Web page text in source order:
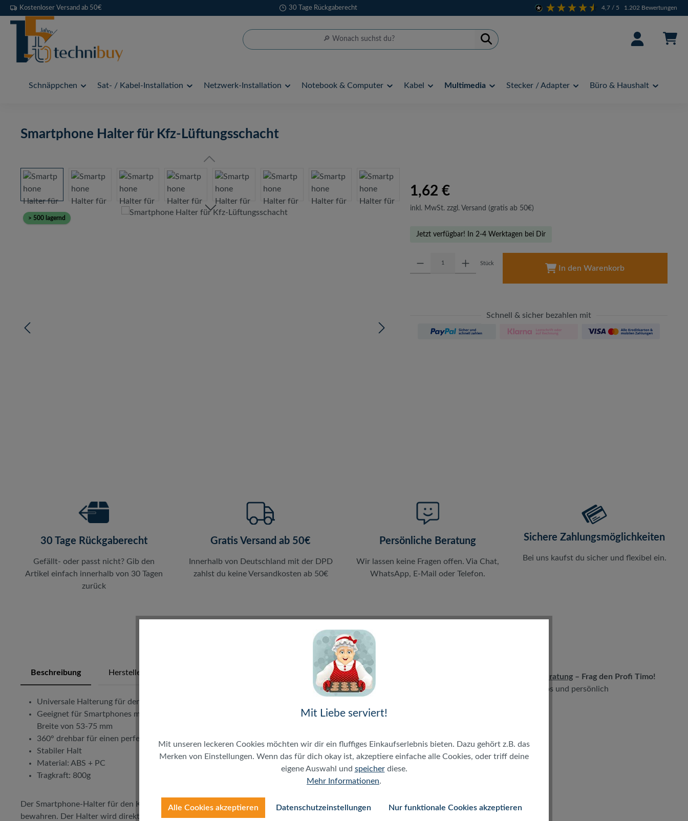
Hauptinhalt springen
Zur Suche springen
Zur Hauptnavigation springen
Kostenloser Versand ab 50€ 30 Tage Rückgaberecht 4,7 / 5 1.202 Bewertungen
Schnäppchen Sat- / Kabel-Installation Netzwerk-Installation Notebook & Computer Kabel Multimedia Stecker / Adapter Büro & Haushalt
Smartphone Halter für Kfz-Lüftungsschacht
Bildergalerie überspringen
> 500 lagernd
1,62 €
inkl. MwSt. zzgl. Versand (gratis ab 50€)
Jetzt verfügbar! In 2-4 Werktagen bei Dir
Stück
In den Warenkorb
Schnell & sicher bezahlen mit
30 Tage Rückgaberecht
Gefällt- oder passt nicht? Gib den
Artikel einfach innerhalb von 30 Tagen
zurück
Gratis Versand ab 50€
Innerhalb von Deutschland mit der DPD
zahlst du keine Versandkosten ab 50€
Persönliche Beratung
Wir lassen keine Fragen offen. Via Chat,
WhatsApp, E-Mail oder Telefon.
Sichere Zahlungsmöglichkeiten
Bei uns kaufst du sicher und flexibel ein.
Beschreibung Herstellerinfos
Universale Halterung für den Lüftungsschlitz
Geeignet für Smartphones mit einem 3,5-5,5" Bildschirm, iPods, MP3 Playern und anderen Geräten mit einer
Breite von 53-75 mm
360° drehbar für einen perfekten Blickwinkel
Stabiler Halt
Material: ABS + PC
Tragkraft: 800g
Der Smartphone-Halter für den Kfz-Lüftungsschacht von LogiLink ist ideal um den besten Blick auf Ihr Mobilgerät zu
bewahren. Der Halter wird direkt in den Lüftungsschaft aufgesteckt und das Smartphone befestigt. Besonders
LIVE-Beratung – Frag den Profi Timo!
kostenlos und persönlich
Mit Liebe serviert!
Mit unseren leckeren Cookies möchten wir dir ein fluffiges Einkaufserlebnis bieten. Dazu gehört z.B. das
Merken von Einstellungen. Wenn das für dich okay ist, akzeptiere einfache alle Cookies, oder triff deine
eigene Auswahl und speicherdiese.
Mehr Informationen.
Alle Cookies akzeptieren Datenschutzeinstellungen Nur funktionale Cookies akzeptieren